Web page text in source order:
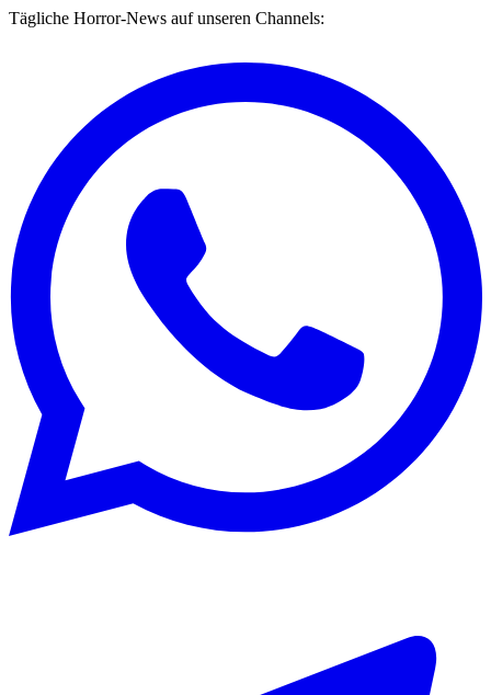
Tägliche Horror-News auf unseren Channels: